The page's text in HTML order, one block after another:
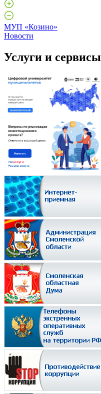
МУП «Козино»
Новости
Услуги и сервисы